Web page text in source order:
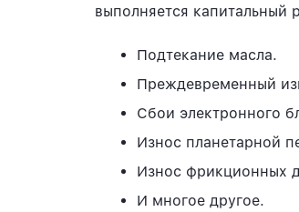
выполняется капитальный
Подтекание масла.
Преждевременный
Сбои электронного
Износ планетарной
Износ фрикционных
И многое другое.